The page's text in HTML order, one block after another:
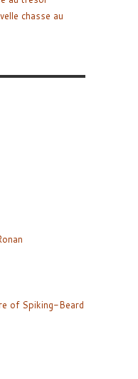
chasse au
of Spiking-Beard